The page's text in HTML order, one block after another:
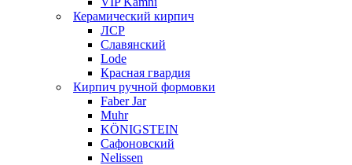
Керамический кирпич
ЛСР
Славянский
Lode
Красная гвардия
Кирпич ручной формовки
Faber Jar
Muhr
KÖNIGSTEIN
Сафоновский
Nelissen